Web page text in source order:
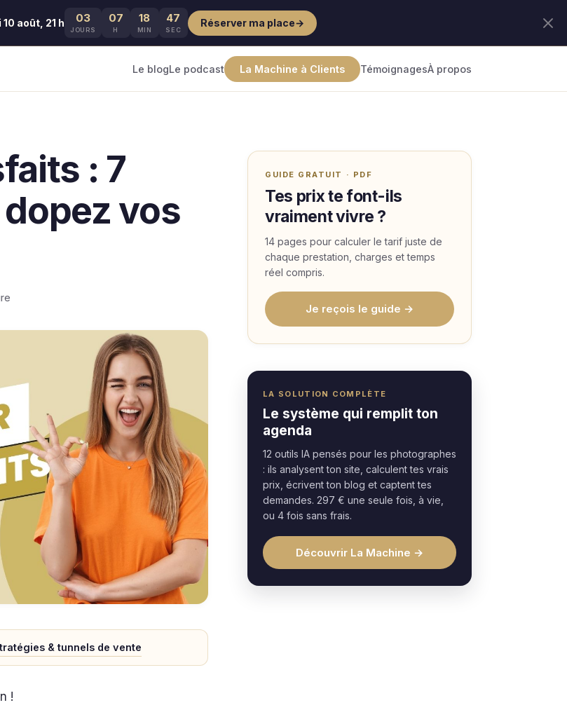
10 août, 21 h 03
JOURS
07
H
18
MIN
46
SEC
Réserver ma place→
Le blogLe podcast La Machine à Clients TémoignagesÀ propos
: 7
vos
& tunnels de vente
!
GUIDE GRATUIT · PDF
Tes prix te font-ils
vraiment vivre ?
14 pages pour calculer le tarif juste de
chaque prestation, charges et temps
réel compris.
Je reçois le guide →
LA SOLUTION COMPLÈTE
Le système qui remplit ton
agenda
12 outils IA pensés pour les photographes
: ils analysent ton site, calculent tes vrais
prix, écrivent ton blog et captent tes
demandes. 297 € une seule fois, à vie,
ou 4 fois sans frais.
Découvrir La Machine →